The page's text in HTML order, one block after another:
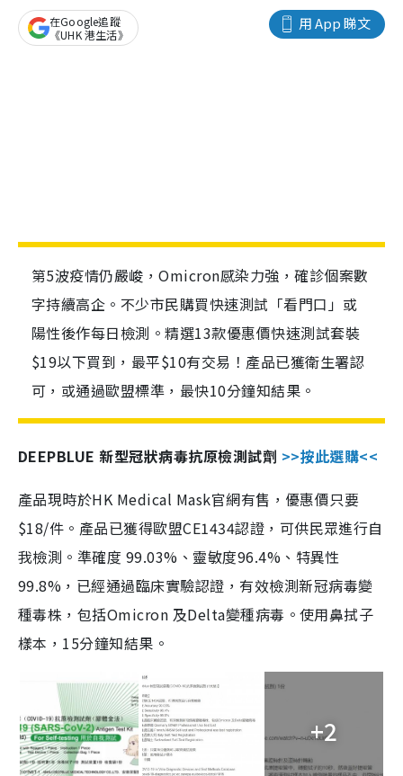
用 App 睇文
在Google追蹤
《UHK 港生活》
第5波疫情仍嚴峻，Omicron感染力強，確診個案數
字持續高企。不少市民購買快速測試「看門口」或
陽性後作每日檢測。精選13款優惠價快速測試套裝
$19以下買到，最平$10有交易！產品已獲衛生署認
可，或通過歐盟標準，最快10分鐘知結果。
DEEPBLUE 新型冠狀病毒抗原檢測試劑 >>按此選購<<
產品現時於HK Medical Mask官網有售，優惠價只要
$18/件。產品已獲得歐盟CE1434認證，可供民眾進行自
我檢測。準確度 99.03%、靈敏度96.4%、特異性
99.8%，已經通過臨床實驗認證，有效檢測新冠病毒變
種毒株，包括Omicron 及Delta變種病毒。使用鼻拭子
樣本，15分鐘知結果。
+2